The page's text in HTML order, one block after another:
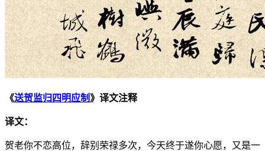
《送贺监归四明应制 》译文注释
译文：
贺老你不恋高位，辞别荣禄多次，今天终于遂你心愿，又是一